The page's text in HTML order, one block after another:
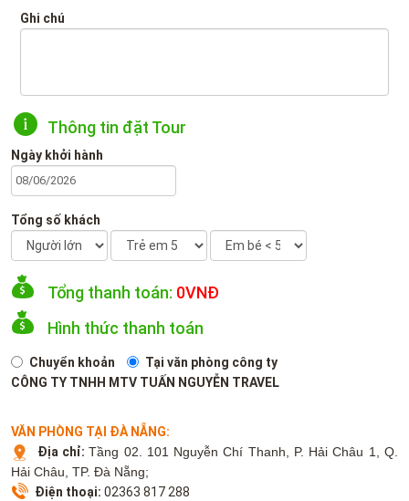
Ghi chú
Thông tin đặt Tour
Ngày khởi hành
Tổng số khách
Tổng thanh toán: 0VNĐ
Hình thức thanh toán
Chuyển khoản
Tại văn phòng công ty
CÔNG TY TNHH MTV TUẤN NGUYỄN TRAVEL
VĂN PHÒNG TẠI ĐÀ NẴNG:
Địa chỉ:Tầng 02. 101 Nguyễn Chí Thanh, P. Hải Châu 1, Q.
Hải Châu, TP. Đà Nẵng;
Điện thoại: 02363 817 288